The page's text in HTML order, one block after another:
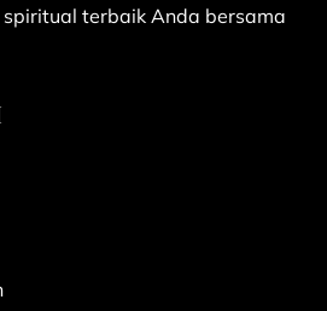
terbaik Anda bersama